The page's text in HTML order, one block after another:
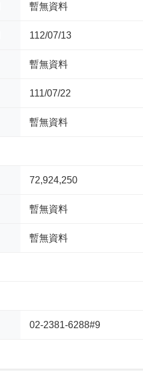
暫無資料
112/07/13
暫無資料
111/07/22
暫無資料
72,924,250
暫無資料
暫無資料
02-2381-6288#9